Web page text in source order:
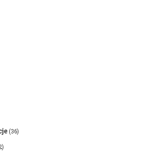
(36)